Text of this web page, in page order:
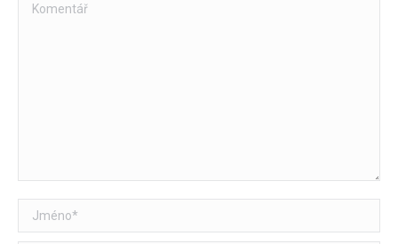
Komentář
Jméno *